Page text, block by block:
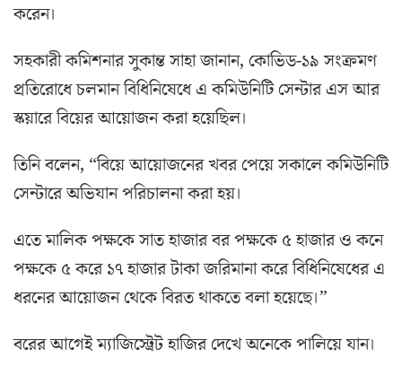
করেন।
সহকারী কমিশনার সুকান্ত সাহা জানান, কোভিড-১৯ সংক্রমণ
প্রতিরোধে চলমান বিধিনিষেধে এ কমিউনিটি সেন্টার এস আর
স্কয়ারে বিয়ের আয়োজন করা হয়েছিল।
তিনি বলেন, “বিয়ে আয়োজনের খবর পেয়ে সকালে কমিউনিটি
সেন্টারে অভিযান পরিচালনা করা হয়।
এতে মালিক পক্ষকে সাত হাজার বর পক্ষকে ৫ হাজার ও কনে
পক্ষকে ৫ করে ১৭ হাজার টাকা জরিমানা করে বিধিনিষেধের এ
ধরনের আয়োজন থেকে বিরত থাকতে বলা হয়েছে।”
বরের আগেই ম্যাজিস্ট্রেট হাজির দেখে অনেকে পালিয়ে যান।